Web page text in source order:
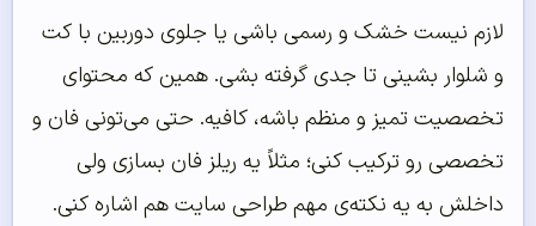
لازم نیست خشک و رسمی باشی یا جلوی دوربین با کت
و شلوار بشینی تا جدی گرفته بشی. همین که محتوای
تخصصیت تمیز و منظم باشه، کافیه. حتی می‌تونی فان و
تخصصی رو ترکیب کنی؛ مثلاً یه ریلز فان بسازی ولی
داخلش به یه نکته‌ی مهم طراحی سایت هم اشاره کنی.